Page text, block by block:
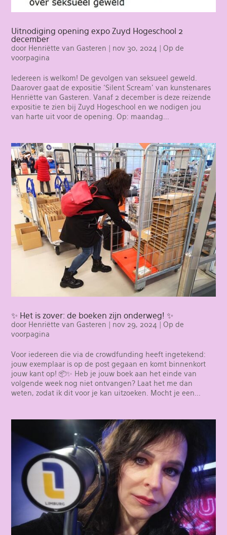
Uitnodiging opening expo Zuyd Hogeschool 2
december
door Henriëtte van Gasteren nov 30, 2024 |Op de
voorpagina
Iedereen is welkom! De gevolgen van seksueel geweld.
Daarover gaat de expositie ‘Silent Scream’ van kunstenares
Henriëtte van Gasteren. Vanaf 2 december is deze reizende
expositie te zien bij Zuyd Hogeschool en we nodigen jou
van harte uit voor de opening. Op: maandag...
✨ Het is zover: de boeken zijn onderweg! ✨
door Henriëtte van Gasteren nov 29, 2024 |Op de
voorpagina
Voor iedereen die via de crowdfunding heeft ingetekend:
jouw exemplaar is op de post gegaan en komt binnenkort
jouw kant op! 📦✨ Heb je jouw boek aan het einde van
volgende week nog niet ontvangen? Laat het me dan
weten, zodat ik dit voor je kan uitzoeken. Mocht je een...